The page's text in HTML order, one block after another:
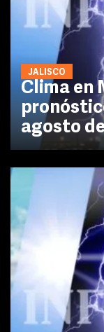
JALISCO
Clima en
agosto